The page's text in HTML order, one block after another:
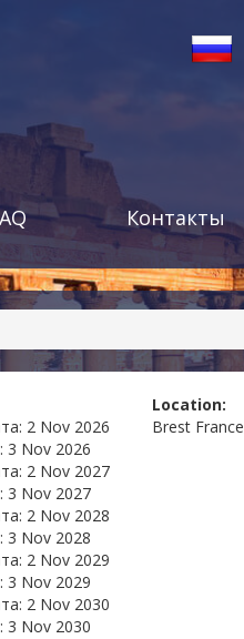
Контакты
2 Nov 2026
3 Nov 2026
2 Nov 2027
3 Nov 2027
2 Nov 2028
3 Nov 2028
2 Nov 2029
3 Nov 2029
2 Nov 2030
3 Nov 2030
Location:
Brest France